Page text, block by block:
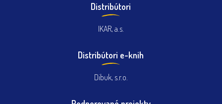
Distribútori
IKAR, a.s.
Distribútori e-knih
Dibuk, s.r.o.